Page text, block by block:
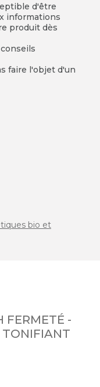
d'être
informations
produit dès
faire l'objet d'un
bio et
FERMETÉ -
TONIFIANT